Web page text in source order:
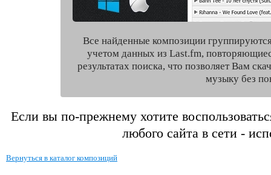
Все найденные композиции
учетом данных из Last.fm,
результатах поиска, что позволяет Вам
музыку без
Если вы по-прежнему хотите
любого сайта в сети -
Вернуться в каталог композиций